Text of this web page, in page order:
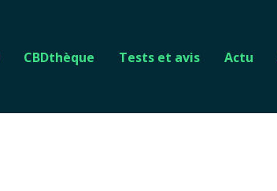
CBDthèque Tests et avis Actu